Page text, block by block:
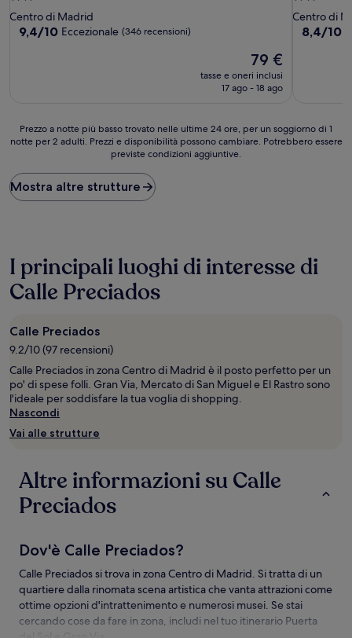
a
2.0
Centro di Madrid
9.4
9,4/10 Eccezionale (346 recensioni)
Il
prezzo
attuale
79 €
tasse e oneri inclusi
17 ago - 18 ago
a
2.0
Centro di
8.4
8,4/10
Prezzo
a
più
basso
trovato
ore,
per
un
soggiorno
1
per
2
adulti.
Prezzi
e
possono
essere
previste
condizioni
Prezzo a notte più basso trovato nelle ultime 24 ore, per un soggiorno di 1
notte per 2 adulti. Prezzi e disponibilità possono cambiare. Potrebbero essere
previste condizioni aggiuntive.
Mostra altre strutture
I principali luoghi di interesse di
Calle Preciados
Calle Preciados
9.2/10 (97 recensioni)
Calle Preciados in zona Centro di Madrid è il posto perfetto per un
po' di spese folli. Gran Via, Mercato di San Miguel e El Rastro sono
l'ideale per soddisfare la tua voglia di shopping.
Nascondi
Vai alle strutture
Altre informazioni su Calle
Preciados
Dov'è Calle Preciados?
Calle Preciados si trova in zona Centro di Madrid. Si tratta di un
quartiere dalla rinomata scena artistica che vanta attrazioni come
ottime opzioni d'intrattenimento e numerosi musei. Se stai
cercando cose da fare in zona, includi nel tuo itinerario Puerta